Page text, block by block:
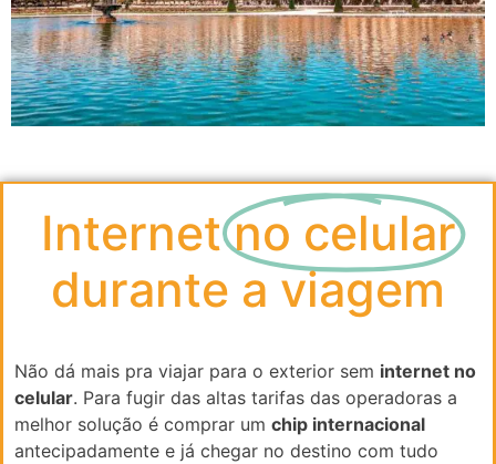
Internetno celular
durante a viagem
Não dá mais pra viajar para o exterior sem internet no
celular. Para fugir das altas tarifas das operadoras a
melhor solução é comprar um chip internacional
antecipadamente e já chegar no destino com tudo